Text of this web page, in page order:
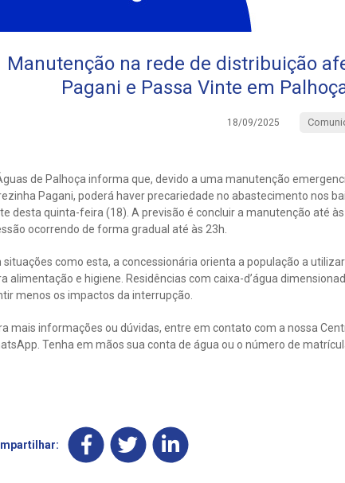
Manutenção na rede de distribuição
Pagani e Passa Vinte em
18/09/2025
de Palhoça informa que, devido a uma manutenção
Pagani, poderá haver precariedade no abastecimento nos
desta quinta-feira (18). A previsão é concluir a manutenção até
ocorrendo de forma gradual até às 23h.
situações como esta, a concessionária orienta a população a
alimentação e higiene. Residências com caixa-d’água
menos os impactos da interrupção.
mais informações ou dúvidas, entre em contato com a nossa
Tenha em mãos sua conta de água ou o número de